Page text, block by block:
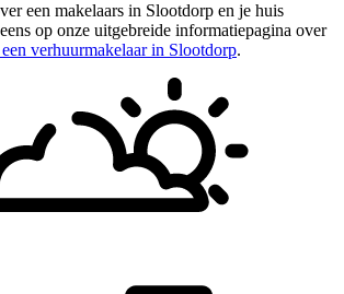
een makelaars in Slootdorp en je huis
op onze uitgebreide informatiepagina over
verhuurmakelaar in Slootdorp.